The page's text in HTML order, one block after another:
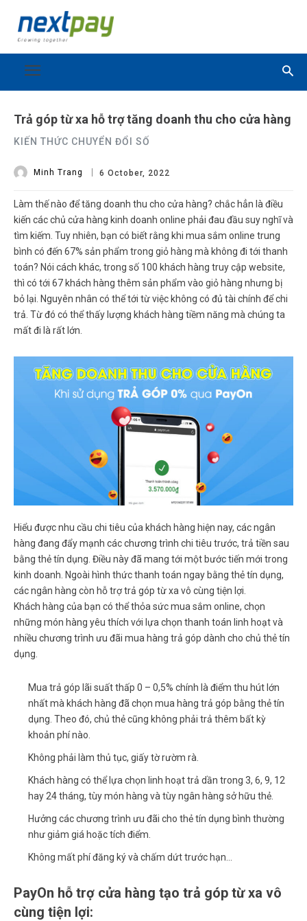
Trả góp từ xa hỗ trợ tăng doanh thu cho cửa hàng
KIẾN THỨC CHUYỂN ĐỔI SỐ
Minh Trang 6 October, 2022
Làm thế nào để tăng doanh thu cho cửa hàng? chắc hẳn là điều
kiến các chủ cửa hàng kinh doanh online phải đau đầu suy nghĩ và
tìm kiếm. Tuy nhiên, bạn có biết rằng khi mua sắm online trung
bình có đến 67% sản phẩm trong giỏ hàng mà không đi tới thanh
toán? Nói cách khác, trong số 100 khách hàng truy cập website,
thì có tới 67 khách hàng thêm sản phẩm vào giỏ hàng nhưng bị
bỏ lại. Nguyên nhân có thể tới từ việc không có đủ tài chính để chi
trả. Từ đó có thể thấy lượng khách hàng tiềm năng mà chúng ta
mất đi là rất lớn.
Hiểu được nhu cầu chi tiêu của khách hàng hiện nay, các ngân
hàng đang đẩy mạnh các chương trình chi tiêu trước, trả tiền sau
bằng thẻ tín dụng. Điều này đã mang tới một bước tiến mới trong
kinh doanh. Ngoài hình thức thanh toán ngay bằng thẻ tín dụng,
các ngân hàng còn hỗ trợ trả góp từ xa vô cùng tiện lợi.
Khách hàng của bạn có thể thỏa sức mua sắm online, chọn
những món hàng yêu thích với lựa chọn thanh toán linh hoạt và
nhiều chương trình ưu đãi mua hàng trả góp dành cho chủ thẻ tín
dụng.
Mua trả góp lãi suất thấp 0 – 0,5% chính là điểm thu hút lớn
nhất mà khách hàng đã chọn mua hàng trả góp bằng thẻ tín
dụng. Theo đó, chủ thẻ cũng không phải trả thêm bất kỳ
khoản phí nào.
Không phải làm thủ tục, giấy tờ rườm rà.
Khách hàng có thể lựa chọn linh hoạt trả dần trong 3, 6, 9, 12
hay 24 tháng, tùy món hàng và tùy ngân hàng sở hữu thẻ.
Hưởng các chương trình ưu đãi cho thẻ tín dụng bình thường
như giảm giá hoặc tích điểm.
Không mất phí đăng ký và chấm dứt trước hạn…
PayOn hỗ trợ cửa hàng tạo trả góp từ xa vô
cùng tiện lợi: